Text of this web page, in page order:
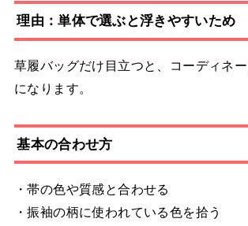
理由：単体で選ぶと浮きやすいため
草履バッグだけ目立つと、コーディネ
になります。
基本の合わせ方
・帯の色や質感と合わせる
・振袖の柄に使われている色を拾う